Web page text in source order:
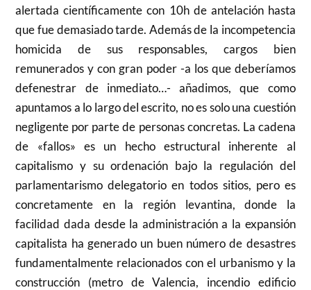
alertada científicamente con 10h de antelación hasta
que fue demasiado tarde. Además de la incompetencia
homicida de sus responsables, cargos bien
remunerados y con gran poder -a los que deberíamos
defenestrar de inmediato…- añadimos, que como
apuntamos a lo largo del escrito, no es solo una cuestión
negligente por parte de personas concretas. La cadena
de «fallos» es un hecho estructural inherente al
capitalismo y su ordenación bajo la regulación del
parlamentarismo delegatorio en todos sitios, pero es
concretamente en la región levantina, donde la
facilidad dada desde la administración a la expansión
capitalista ha generado un buen número de desastres
fundamentalmente relacionados con el urbanismo y la
construcción (metro de Valencia, incendio edificio